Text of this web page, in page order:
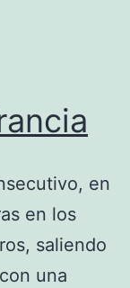
en
en los
saliendo
una